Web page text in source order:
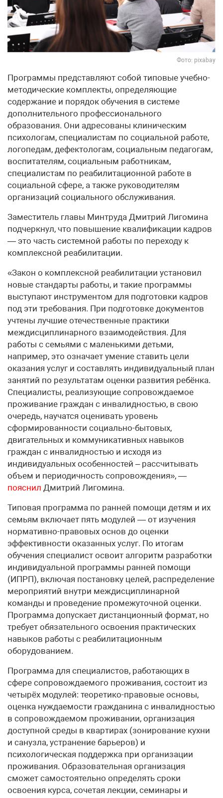
Фото: pixabay
Программы представляют собой типовые учебно-
методические комплекты, определяющие
содержание и порядок обучения в системе
дополнительного профессионального
образования. Они адресованы клиническим
психологам, специалистам по социальной работе,
логопедам, дефектологам, социальным педагогам,
воспитателям, социальным работникам,
специалистам по реабилитационной работе в
социальной сфере, а также руководителям
организаций социального обслуживания.
Заместитель главы Минтруда Дмитрий Лигомина
подчеркнул, что повышение квалификации кадров
— это часть системной работы по переходу к
комплексной реабилитации.
«Закон о комплексной реабилитации установил
новые стандарты работы, и такие программы
выступают инструментом для подготовки кадров
под эти требования. При подготовке документов
учтены лучшие отечественные практики
междисциплинарного взаимодействия. Для
работы с семьями c маленькими детьми,
например, это означает умение ставить цели
оказания услуг и составлять индивидуальный план
занятий по результатам оценки развития ребёнка.
Специалисты, реализующие сопровождаемое
проживание граждан с инвалидностью, в свою
очередь, научатся оценивать уровень
сформированности социально-бытовых,
двигательных и коммуникативных навыков
граждан с инвалидностью и исходя из
индивидуальных особенностей – рассчитывать
объем и периодичность сопровождения», —
пояснил Дмитрий Лигомина.
Типовая программа по ранней помощи детям и их
семьям включает пять модулей — от изучения
нормативно-правовых основ до оценки
эффективности оказанных услуг. По итогам
обучения специалист освоит алгоритм разработки
индивидуальной программы ранней помощи
(ИПРП), включая постановку целей, распределение
мероприятий внутри междисциплинарной
команды и проведение промежуточной оценки.
Программа допускает дистанционный формат, но
требует обязательного освоения практических
навыков работы с реабилитационным
оборудованием.
Программа для специалистов, работающих в
сфере сопровождаемого проживания, состоит из
четырёх модулей: теоретико-правовые основы,
оценка нуждаемости гражданина с инвалидностью
в сопровождаемом проживании, организация
доступной среды в квартирах (зонирование кухни
и санузла, устранение барьеров) и
психологическая поддержка при организации
проживания. Образовательная организация
сможет самостоятельно определять сроки
освоения курса, сочетая лекции, семинары и